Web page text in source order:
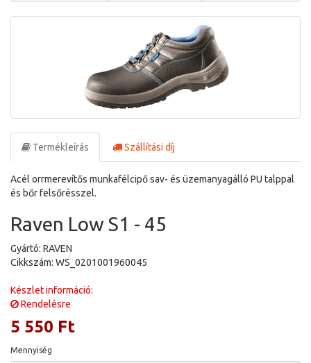
Termékleírás Szállítási díj
Acél orrmerevítős munkafélcipő sav- és üzemanyagálló PU talppal
és bőr felsőrésszel.
Raven Low S1 - 45
Gyártó: RAVEN
Cikkszám: WS_0201001960045
Készlet információ:
Rendelésre
5 550 Ft
Mennyiség